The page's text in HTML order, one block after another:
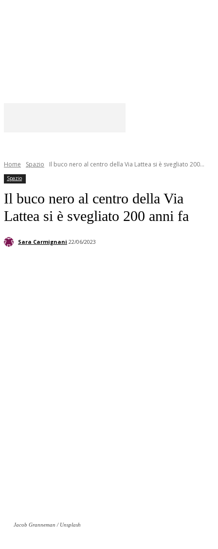
Home Spazio Il buco nero al centro della Via Lattea si è svegliato 200...
Spazio
Il buco nero al centro della Via
Lattea si è svegliato 200 anni fa
Sara Carmignani 22/06/2023
Jacob Granneman / Unsplash